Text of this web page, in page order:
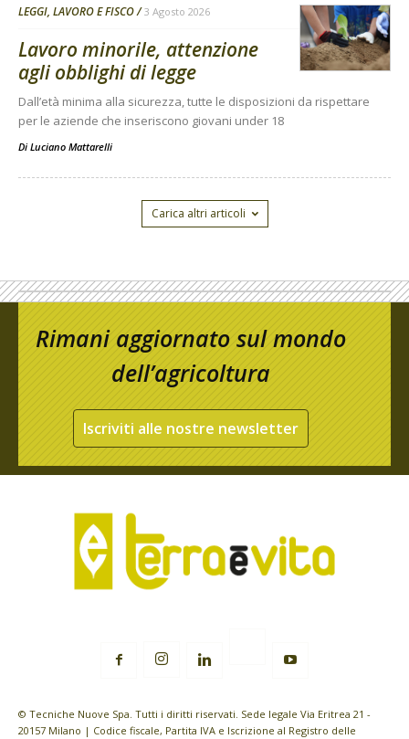
LEGGI, LAVORO E FISCO 3 Agosto 2026
Lavoro minorile, attenzione
agli obblighi di legge
Dall’età minima alla sicurezza, tutte le disposizioni da rispettare
per le aziende che inseriscono giovani under 18
Di Luciano Mattarelli
Carica altri articoli
Rimani aggiornato sul mondo
dell’agricoltura
Iscriviti alle nostre newsletter
© Tecniche Nuove Spa. Tutti i diritti riservati. Sede legale Via Eritrea 21 -
20157 Milano | Codice fiscale, Partita IVA e Iscrizione al Registro delle